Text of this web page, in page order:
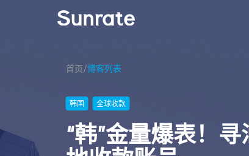
首页/博客列表
韩国 全球收款
“韩”金量爆表！